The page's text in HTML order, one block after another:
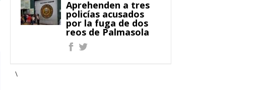
Aprehenden a tres
policías acusados
por la fuga de dos
reos de Palmasola
\